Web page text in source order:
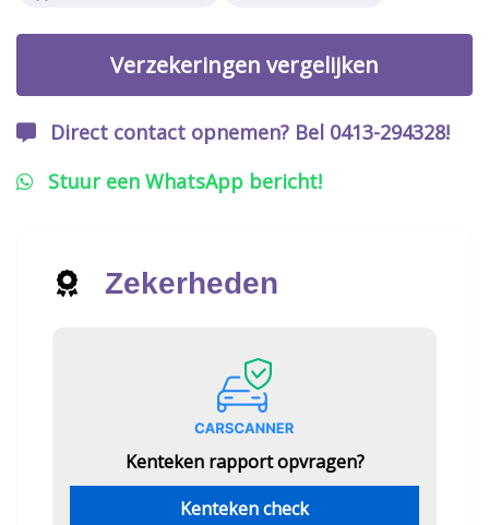
Verzekeringen vergelijken
Direct contact opnemen? Bel 0413-294328!
Stuur een WhatsApp bericht!
Zekerheden
Kenteken rapport opvragen?
Kenteken check